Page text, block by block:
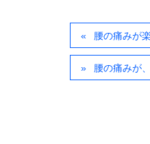
腰の痛みが
腰の痛みが